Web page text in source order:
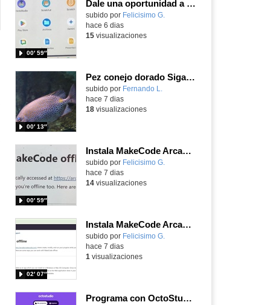
pantalla
Dale una oportunidad a los Chromebooks y utiliza un proyector para realizar talleres si no tienes pantallas táctiles
Contenido educativo.
subido por Felicisimo G.
00′ 59″
hace 6 dias
15visualizaciones
Pez conejo dorado Siganus guttatus (Bloch, 1786)
Contenido educativo.
subido por Fernando L.
00′ 13″
hace 7 dias
18visualizaciones
Instala MakeCode Arcade para trabajar offline en tu tablet, ordenador, Chromebook
Contenido educativo.
subido por Felicisimo G.
00′ 59″
hace 7 dias
14visualizaciones
Instala MakeCode Arcade offline para programar grandes juegos sin necesidad de Internet
Contenido educativo.
subido por Felicisimo G.
02′ 07″
hace 7 dias
1 visualizaciones
Programa con OctoStudio, un juego de disparos contra Zombies con un cargador basado en el House of the dead